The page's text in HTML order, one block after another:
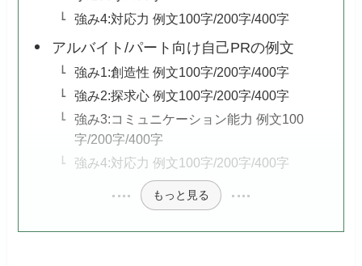
強み4:対応力 例文100字/200字/400字
アルバイト/パート向け自己PRの例文
強み1:創造性 例文100字/200字/400字
強み2:探求心 例文100字/200字/400字
強み3:コミュニケーション能力 例文100
字/200字/400字
強み4:対応力 例文100字/200字/400字
もっと見る